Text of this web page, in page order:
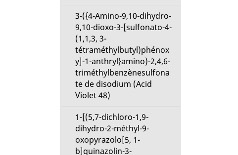
3-({4-Amino-9,10-dihydro-
9,10-dioxo-3-[sulfonato-4-
(1,1,3, 3-
tétraméthylbutyl)phénox
y]-1-anthryl}amino)-2,4,6-
triméthylbenzènesulfona
te de disodium (Acid
Violet 48)
1-[(5,7-dichloro-1,9-
dihydro-2-méthyl-9-
oxopyrazolo[5, 1-
b]quinazolin-3-